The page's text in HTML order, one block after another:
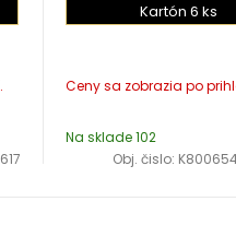
Kartón 6 ks
Na sklade 102
Obj. čislo: